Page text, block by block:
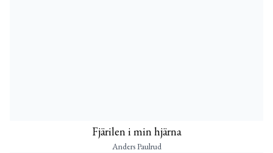
Fjärilen i min hjärna
Anders Paulrud